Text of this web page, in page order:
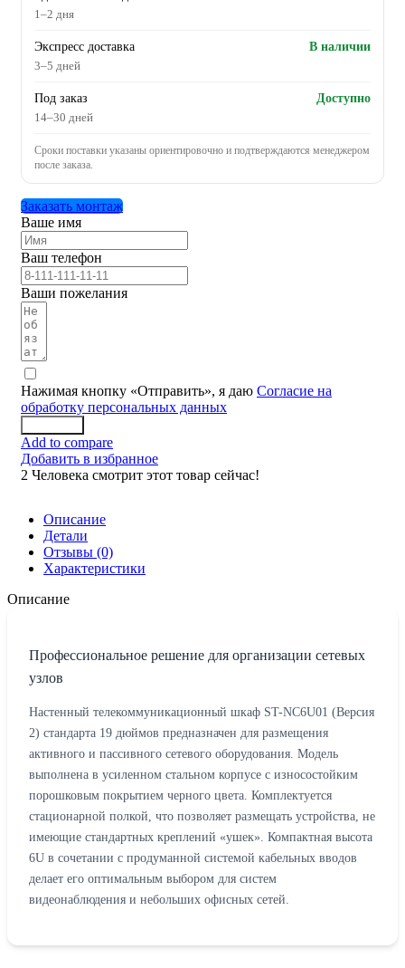
1–2 дня
Экспресс доставка
В наличии
3–5 дней
Под заказ
Доступно
14–30 дней
Сроки поставки указаны ориентировочно и подтверждаются менеджером
после заказа.
Заказать монтаж
Ваше имя
Ваш телефон
Ваши пожелания
Нажимая кнопку «Отправить», я даю Согласие на
обработку персональных данных
Add to compare
Добавить в избранное
2 Человека смотрит этот товар сейчас!
Описание
Детали
Отзывы (0)
Характеристики
Описание
Профессиональное решение для организации сетевых
узлов
Настенный телекоммуникационный шкаф ST-NC6U01 (Версия
2) стандарта 19 дюймов предназначен для размещения
активного и пассивного сетевого оборудования. Модель
выполнена в усиленном стальном корпусе с износостойким
порошковым покрытием черного цвета. Комплектуется
стационарной полкой, что позволяет размещать устройства, не
имеющие стандартных креплений «ушек». Компактная высота
6U в сочетании с продуманной системой кабельных вводов
делает его оптимальным выбором для систем
видеонаблюдения и небольших офисных сетей.